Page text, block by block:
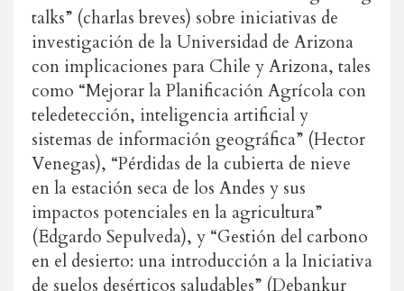
talks” (charlas breves) sobre iniciativas de
investigación de la Universidad de Arizona
con implicaciones para Chile y Arizona, tales
como “Mejorar la Planificación Agrícola con
teledetección, inteligencia artificial y
sistemas de información geográfica” (Hector
Venegas), “Pérdidas de la cubierta de nieve
en la estación seca de los Andes y sus
impactos potenciales en la agricultura”
(Edgardo Sepulveda), y “Gestión del carbono
en el desierto: una introducción a la Iniciativa
de suelos desérticos saludables” (Debankur